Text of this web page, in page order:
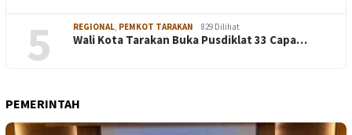
5
REGIONAL PEMKOT TARAKAN 829 Dilihat
Wali Kota Tarakan Buka Pusdiklat 33 Capa…
PEMERINTAH